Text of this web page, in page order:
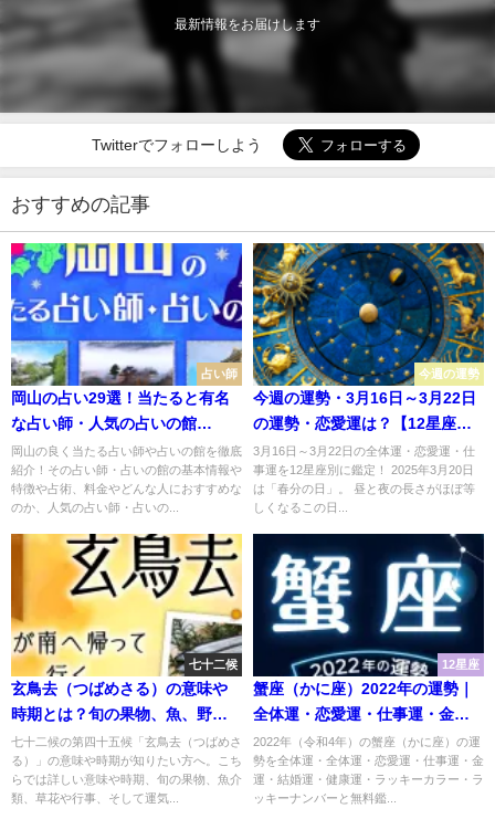
最新情報をお届けします
Twitterでフォローしよう
おすすめの記事
占い師
岡山の占い29選！当たると有名
な占い師・人気の占いの館
【2024年最新版】
岡山の良く当たる占い師や占いの館を徹底
紹介！その占い師・占いの館の基本情報や
特徴や占術、料金やどんな人におすすめな
のか、人気の占い師・占いの...
今週の運勢
今週の運勢・3月16日～3月22日
の運勢・恋愛運は？【12星座
別】
3月16日～3月22日の全体運・恋愛運・仕
事運を12星座別に鑑定！ 2025年3月20日
は「春分の日」。 昼と夜の長さがほぼ等
しくなるこの日...
七十二候
玄鳥去（つばめさる）の意味や
時期とは？旬の果物、魚、野
鳥、草花、行事まで完全紹介！
【七十二候・第四十五候】
七十二候の第四十五候「玄鳥去（つばめさ
る）」の意味や時期が知りたい方へ。こち
らでは詳しい意味や時期、旬の果物、魚介
類、草花や行事、そして運気...
12星座
蟹座（かに座）2022年の運勢｜
全体運・恋愛運・仕事運・金運
など完全紹介！
2022年（令和4年）の蟹座（かに座）の運
勢を全体運・全体運・恋愛運・仕事運・金
運・結婚運・健康運・ラッキーカラー・ラ
ッキーナンバーと無料鑑...